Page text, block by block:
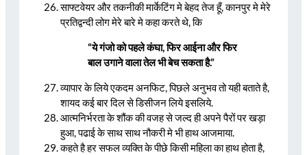
साफ्टवेयर और तकनीकी मार्केटिंग मे बेहद तेज हूँ, कानपुर मे मेरे
प्रतिद्वन्दी लोग मेरे बारे मे कहा करते थे, कि
“ये गंजो को पहले कंघा, फिर आईना और फिर
बाल उगाने वाला तेल भी बेच सकता है.”
व्यापार के लिये एकदम अनफिट, पिछले अनुभव तो यही बताते है,
शायद कई बार दिल से डिसीजन लिये इसलिये.
आत्मनिर्भरता के शौंक की वजह से जल्द ही अपने पैरों पर खड़ा
हुआ, पढाई के साथ साथ नौकरी मे भी हाथ आजमाया.
कहते है हर सफल व्यक्ति के पीछे किसी महिला का हाथ होता है,